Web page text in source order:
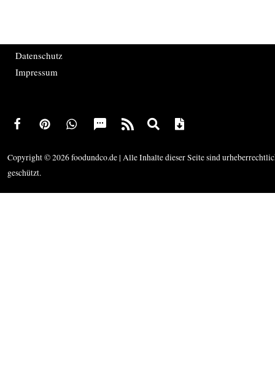
Datenschutz
Impressum
Copyright © 2026 foodundco.de | Alle Inhalte dieser Seite sind
geschützt.